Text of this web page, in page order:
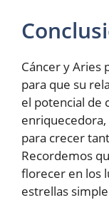
Cáncer y Aries
para que su
el potencial de
para crecer
Recordemos
florecer en los
estrellas